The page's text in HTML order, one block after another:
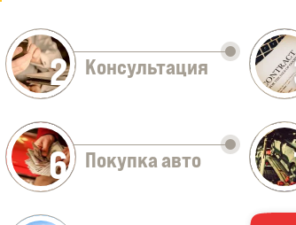
Оставить заявку
2 Консультация
6 Покупка авто